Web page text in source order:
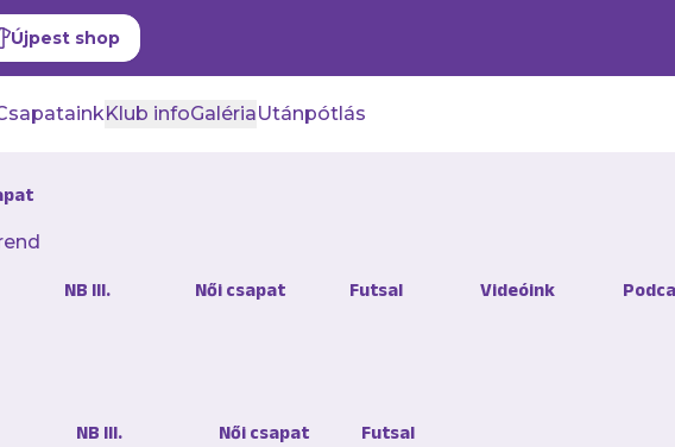
Újpest shop
Klub infoGalériaUtánpótlás
NB III. Női csapat Futsal Videóink
NB III. Női csapat Futsal